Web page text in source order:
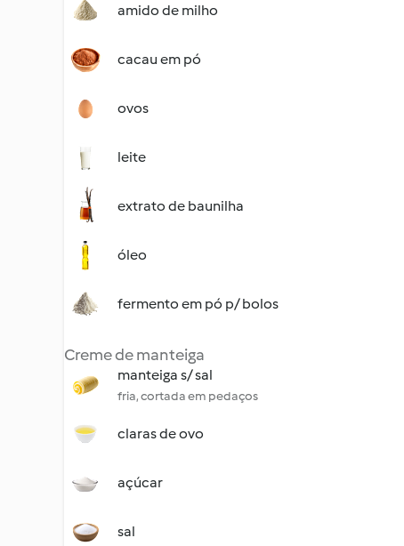
amido de milho
cacau em pó
ovos
leite
extrato de baunilha
óleo
fermento em pó p/ bolos
Creme de manteiga
manteiga s/ sal
fria, cortada em pedaços
claras de ovo
açúcar
sal